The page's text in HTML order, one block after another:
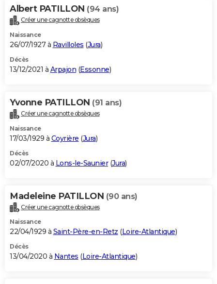
Albert PATILLON (94 ans)
Créer une cagnotte obsèques
Naissance
26/07/1927 à Ravilloles (Jura)
Décès
13/12/2021 à Arpajon (Essonne)
Yvonne PATILLON (91 ans)
Créer une cagnotte obsèques
Naissance
17/03/1929 à Coyrière (Jura)
Décès
02/07/2020 à Lons-le-Saunier(Jura)
Madeleine PATILLON (90 ans)
Créer une cagnotte obsèques
Naissance
22/04/1929 à Saint-Père-en-Retz (Loire-Atlantique)
Décès
13/04/2020 à Nantes (Loire-Atlantique)